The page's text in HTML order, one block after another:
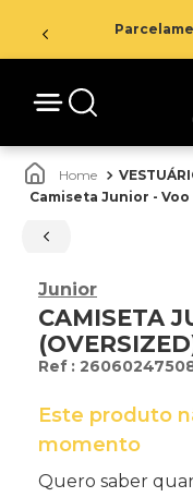
Camiseta Junior -
Junior
CAMISETA
:
Este produto
momento
Quero saber